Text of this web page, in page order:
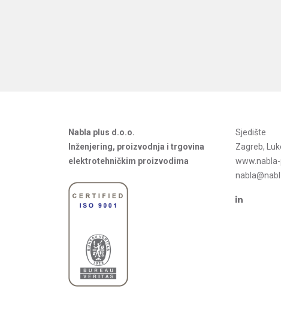
Nabla plus d.o.o.
Inženjering, proizvodnja i trgovina
elektrotehničkim proizvodima
Sjedište
Zagreb,